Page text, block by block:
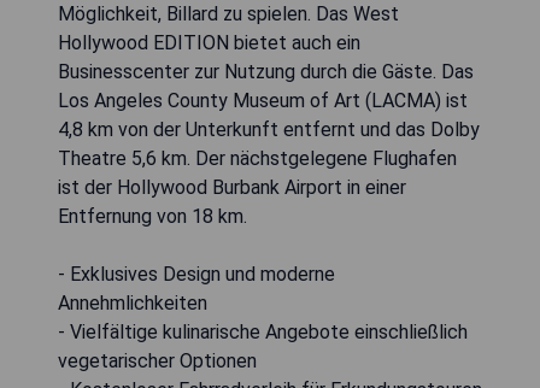
Möglichkeit, Billard zu spielen. Das West
Hollywood EDITION bietet auch ein
Businesscenter zur Nutzung durch die Gäste. Das
Los Angeles County Museum of Art (LACMA) ist
4,8 km von der Unterkunft entfernt und das Dolby
Theatre 5,6 km. Der nächstgelegene Flughafen
ist der Hollywood Burbank Airport in einer
Entfernung von 18 km.
- Exklusives Design und moderne
Annehmlichkeiten
- Vielfältige kulinarische Angebote einschließlich
vegetarischer Optionen